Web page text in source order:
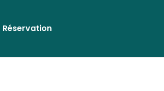
Réservation